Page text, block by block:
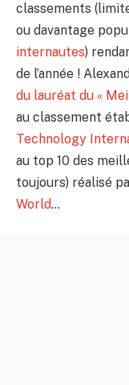
classements
ou davantage
internautes)
de l’année !
du lauréat du «
au classement
Technology
au top 10 des
toujours) réalisé
World…